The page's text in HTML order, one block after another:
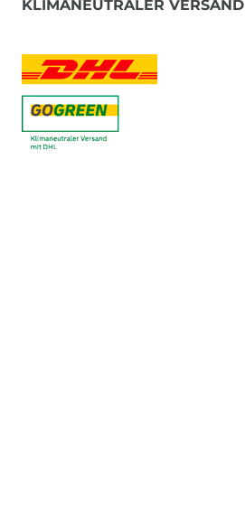
KLIMANEUTRALER VERSAND